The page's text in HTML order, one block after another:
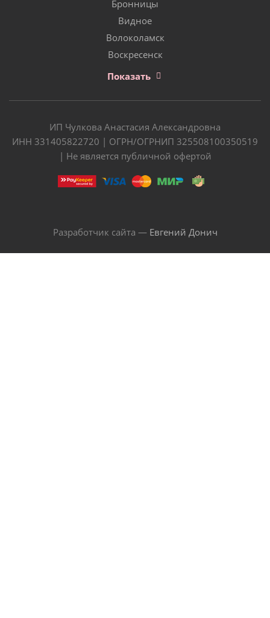
Бронницы
Видное
Волоколамск
Воскресенск
Показать
ИП Чулкова Анастасия Александровна
ИНН 331405822720 | ОГРН/ОГРНИП 325508100350519
| Не является публичной офертой
Разработчик сайта — Евгений Донич